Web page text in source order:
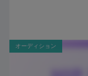
オーディション